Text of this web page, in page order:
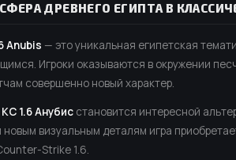
ДРЕВНЕГО ЕГИПТА В
Anubis — это уникальная египетская
Игроки оказываются в окружении
совершенно новый характер.
КС 1.6 Анубис становится интересной
визуальным деталям игра
Strike 1.6.